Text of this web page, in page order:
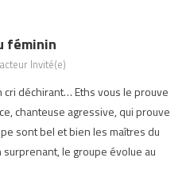
féminin
Invité(e)
cri déchirant… Eths vous le prouve
chanteuse agressive, qui prouve
sont bel et bien les maîtres du
le groupe évolue au